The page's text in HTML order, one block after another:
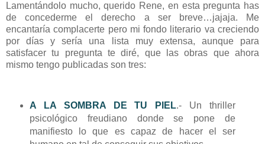
Lamentándolo mucho, querido Rene, en esta pregunta has
de concederme el derecho a ser breve…jajaja. Me
encantaría complacerte pero mi fondo literario va creciendo
por días y sería una lista muy extensa, aunque para
satisfacer tu pregunta te diré, que las obras que ahora
mismo tengo publicadas son tres:
A LA SOMBRA DE TU PIEL.- Un thriller
psicológico freudiano donde se pone de
manifiesto lo que es capaz de hacer el ser